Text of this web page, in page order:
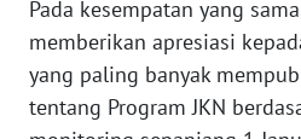
Pada kesempatan yang
memberikan apresiasi
yang paling banyak
tentang Program JKN
WN
NUSANTARA
WN
JOGJA